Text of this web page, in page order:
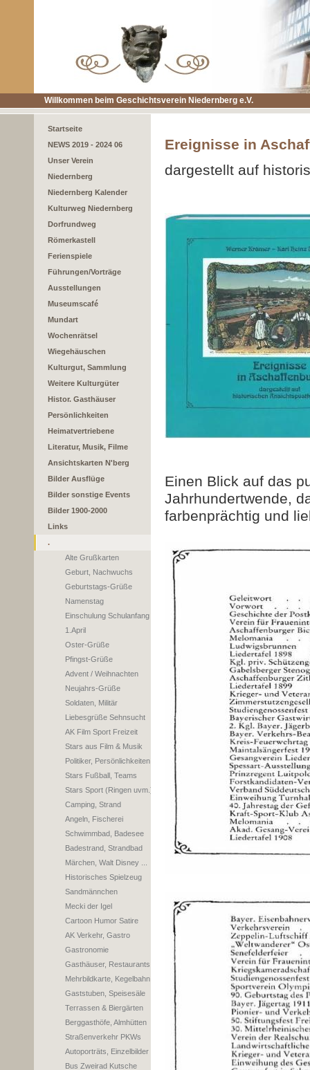
Willkommen beim Geschichtsverein Niedernberg e.V.
Startseite
NEWS 2019 - 2024 06
Unser Verein
Niedernberg
Niedernberg Kalender
Kulturweg Niedernberg
Dorfrundweg
Römerkastell
Ferienspiele
Führungen/Vorträge
Ausstellungen
Museumscafé
Mundart
Wochenrätsel
Wiegehäuschen
Kulturgut, Sammlung
Weitere Kulturgüter
Histor. Gasthäuser
Persönlichkeiten
Heimatvertriebene
Literatur, Musik, Filme
Ansichtskarten N'berg
Bilder Ausflüge
Bilder sonstige Events
Bilder 1900-2000
Links
.
Alte Grußkarten
Geburt, Nachwuchs
Geburtstags-Grüße
Namenstag
Einschulung Schulanfang
1.April
Oster-Grüße
Pfingst-Grüße
Advent / Weihnachten
Neujahrs-Grüße
Soldaten, Militär
Liebesgrüße Sehnsucht
AK Film Sport Freizeit
Stars aus Film & Musik
Politiker, Persönlichkeiten
Stars Fußball, Teams
Stars Sport (Ringen uvm.)
Camping, Strand
Angeln, Fischerei
Schwimmbad, Badesee
Badestrand, Strandbad
Märchen, Walt Disney ...
Historisches Spielzeug
Sandmännchen
Mecki der Igel
Cartoon Humor Satire
AK Verkehr, Gastro
Gastronomie
Gasthäuser, Restaurants
Mehrbildkarte, Kegelbahn
Gaststuben, Speisesäle
Terrassen & Biergärten
Berggasthöfe, Almhütten
Straßenverkehr PKWs
Autoporträts, Einzelbilder
Bus Zweirad Kutsche
Ereignisse in
dargestellt auf
Einen Blick auf das
Jahrhundertwende,
farbenprächtig und